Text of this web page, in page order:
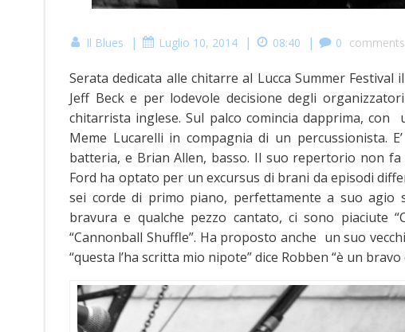
Il Blues | Luglio 10, 2014 | 08:40 | 0 comments
Serata dedicata alle chitarre al Lucca Summer
Jeff Beck e per lodevole decisione degli
chitarrista inglese. Sul palco comincia dapprima,
Meme Lucarelli in compagnia di un percussionista.
batteria, e Brian Allen, basso. Il suo repertorio non
Ford ha optato per un excursus di brani da episodi
sei corde di primo piano, perfettamente a suo
bravura e qualche pezzo cantato, ci sono piaciute
“Cannonball Shuffle”. Ha proposto anche un suo
“questa l’ha scritta mio nipote” dice Robben “è un